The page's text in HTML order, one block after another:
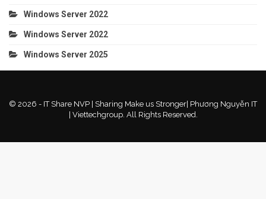
Windows Server 2022
Windows Server 2022
Windows Server 2025
© 2026 - IT Share NVP | Sharing Make us Stronger| Phương Nguyễn IT
| Viettechgroup. All Rights Reserved.